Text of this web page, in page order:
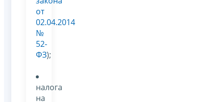
от
02.04.2014
№
52-
ФЗ);
налога
на